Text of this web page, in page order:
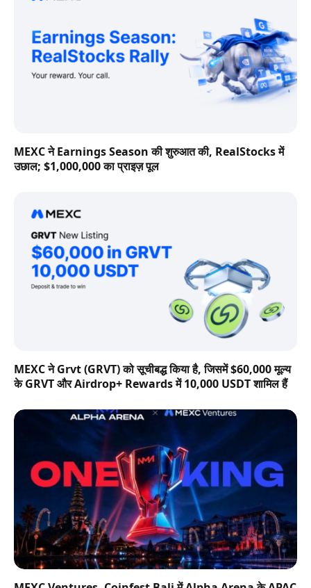
MEXC ने Earnings Season की शुरुआत की, RealStocks में
उछाल; $1,000,000 का प्राइज़ पूल
MEXC ने Grvt (GRVT) को सूचीबद्ध किया है, जिसमें $60,000 मूल्य
के GRVT और Airdrop+ Rewards में 10,000 USDT शामिल हैं